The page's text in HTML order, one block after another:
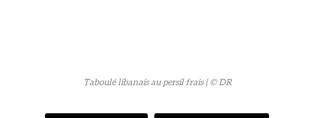
Taboulé libanais au persil frais | © DR